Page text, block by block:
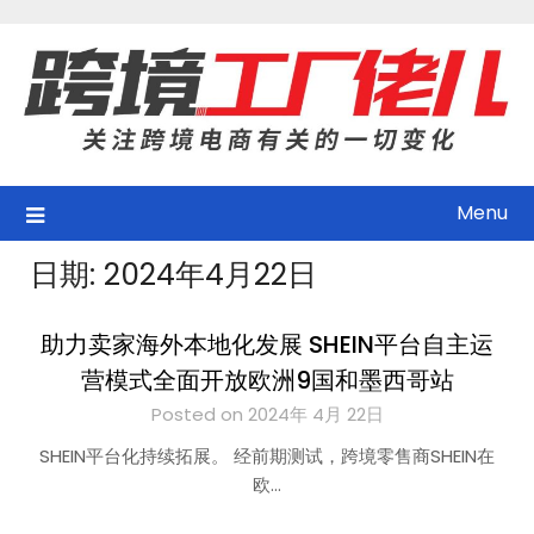
content
Menu
日期: 2024年4月22日
助力卖家海外本地化发展 SHEIN平台自主运
营模式全面开放欧洲9国和墨西哥站
Posted on 2024年 4月 22日
SHEIN平台化持续拓展。 经前期测试，跨境零售商SHEIN在
欧…